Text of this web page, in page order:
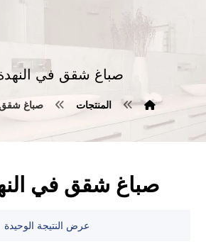
صباغ شقق في
المنتجات صباغ شقق
صباغ شقق في
عرض النتيجة الوحيدة